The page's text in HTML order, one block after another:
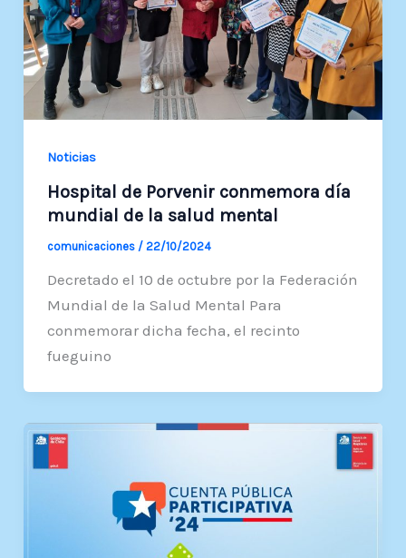
Noticias
Hospital de Porvenir conmemora día
mundial de la salud mental
comunicaciones / 22/10/2024
Decretado el 10 de octubre por la Federación
Mundial de la Salud Mental Para
conmemorar dicha fecha, el recinto
fueguino